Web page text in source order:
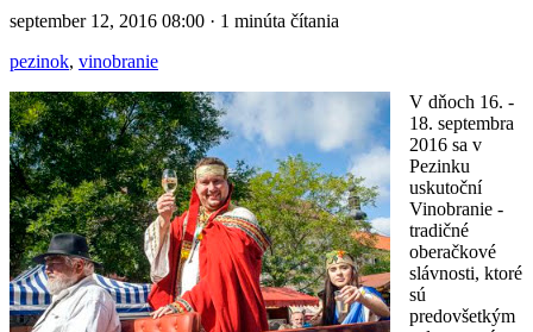
september 12, 2016 08:00 · 1 minúta čítania
pezinok, vinobranie
V dňoch 16. -
18. septembra
2016 sa v
Pezinku
uskutoční
Vinobranie -
tradičné
oberačkové
slávnosti, ktoré
sú
predovšetkým